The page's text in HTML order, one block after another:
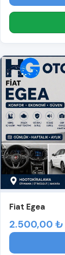
Fiat Egea
2.500,00 ₺